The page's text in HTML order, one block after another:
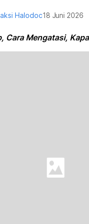
Halodoc18 Juni 2026
Cara Mengatasi,